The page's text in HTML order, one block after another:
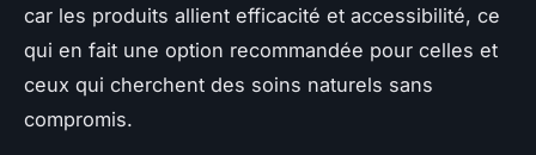
car les produits allient efficacité et accessibilité, ce
qui en fait une option recommandée pour celles et
ceux qui cherchent des soins naturels sans
compromis.